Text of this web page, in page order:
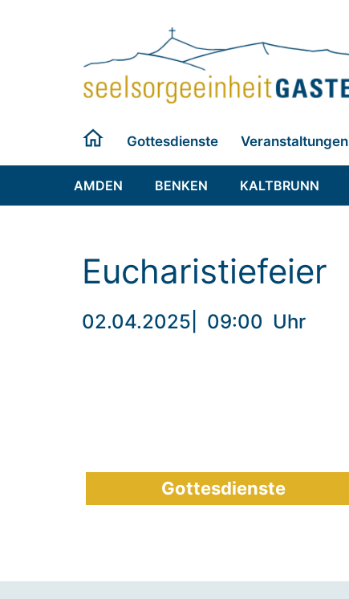
Gottesdienste Veranstaltungen
AMDEN BENKEN KALTBRUNN
Eucharistiefeier
02.04.2025 09:00 Uhr
Gottesdienste